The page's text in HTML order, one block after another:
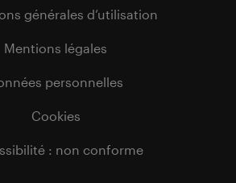
générales d’utilisation
Mentions légales
personnelles
Cookies
: non conforme